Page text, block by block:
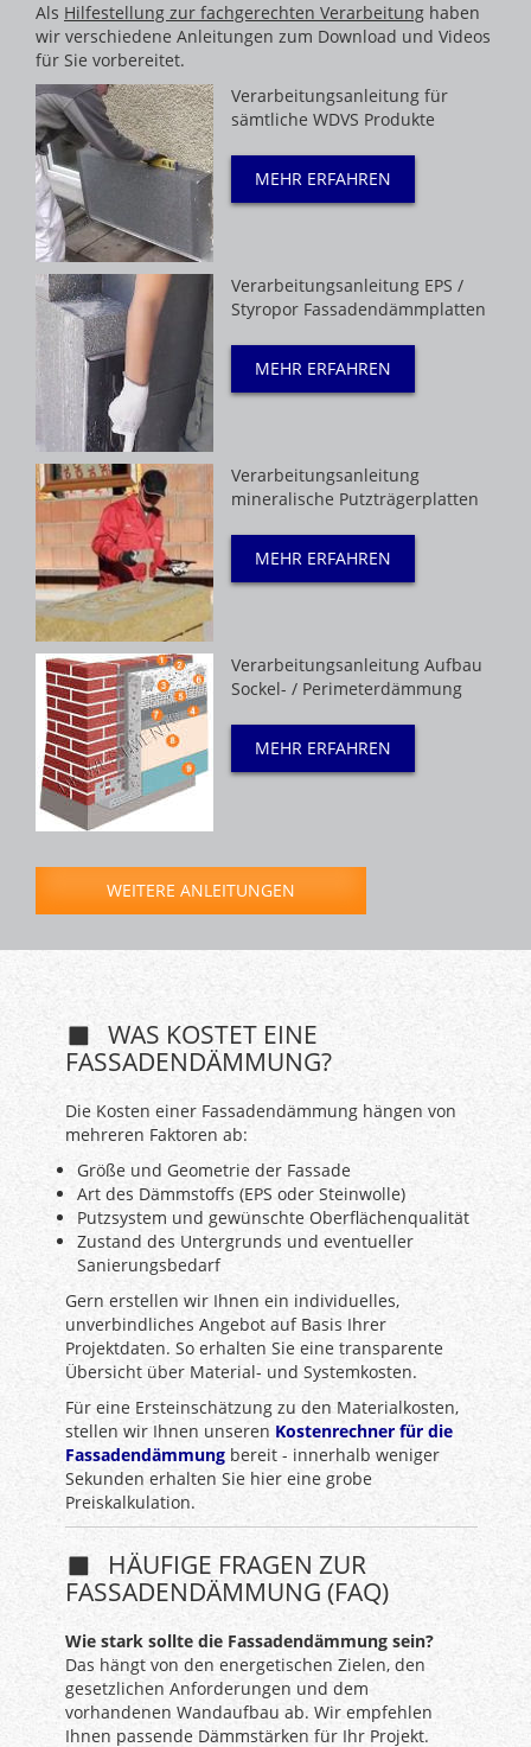
Als Hilfestellung zur fachgerechten Verarbeitung haben
wir verschiedene Anleitungen zum Download und Videos
für Sie vorbereitet.
Verarbeitungsanleitung für
sämtliche WDVS Produkte
MEHR ERFAHREN
Verarbeitungsanleitung EPS /
Styropor Fassadendämmplatten
MEHR ERFAHREN
Verarbeitungsanleitung
mineralische Putzträgerplatten
MEHR ERFAHREN
Verarbeitungsanleitung Aufbau
Sockel- / Perimeterdämmung
MEHR ERFAHREN
WEITERE ANLEITUNGEN
WAS KOSTET EINE
FASSADENDÄMMUNG?
Die Kosten einer Fassadendämmung hängen von
mehreren Faktoren ab:
Größe und Geometrie der Fassade
Art des Dämmstoffs (EPS oder Steinwolle)
Putzsystem und gewünschte Oberflächenqualität
Zustand des Untergrunds und eventueller
Sanierungsbedarf
Gern erstellen wir Ihnen ein individuelles,
unverbindliches Angebot auf Basis Ihrer
Projektdaten. So erhalten Sie eine transparente
Übersicht über Material- und Systemkosten.
Für eine Ersteinschätzung zu den Materialkosten,
stellen wir Ihnen unseren Kostenrechner für die
Fassadendämmung bereit - innerhalb weniger
Sekunden erhalten Sie hier eine grobe
Preiskalkulation.
HÄUFIGE FRAGEN ZUR
FASSADENDÄMMUNG (FAQ)
Wie stark sollte die Fassadendämmung sein?
Das hängt von den energetischen Zielen, den
gesetzlichen Anforderungen und dem
vorhandenen Wandaufbau ab. Wir empfehlen
Ihnen passende Dämmstärken für Ihr Projekt.